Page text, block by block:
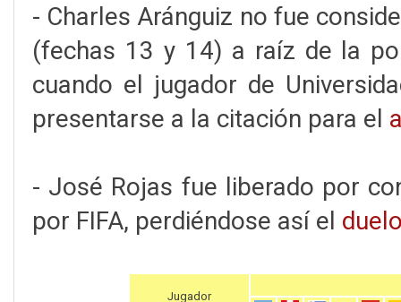
- Charles Aránguiz no fue
(fechas 13 y 14) a raíz de la
cuando el jugador de
presentarse a la citación para el
- José Rojas fue liberado por
por FIFA, perdiéndose así el
Jugador